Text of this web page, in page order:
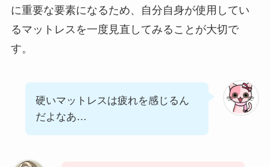
に重要な要素になるため、自分自身が使用してい
るマットレスを一度見直してみることが大切で
す。
硬いマットレスは疲れを感じるん
だよなあ…